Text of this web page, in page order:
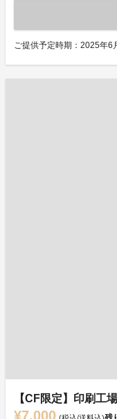
ご提供予定時期：2025年6
【CF限定】印刷工
¥7,000